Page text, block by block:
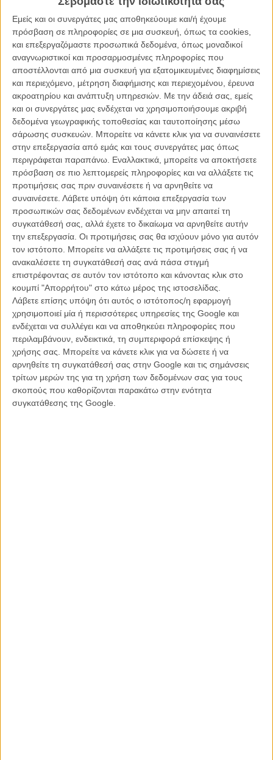
Εμείς και οι συνεργάτες μας αποθηκεύουμε και/ή έχουμε
πρόσβαση σε πληροφορίες σε μια συσκευή, όπως τα cookies,
και επεξεργαζόμαστε προσωπικά δεδομένα, όπως μοναδικοί
αναγνωριστικοί και προσαρμοσμένες πληροφορίες που
αποστέλλονται από μια συσκευή για εξατομικευμένες διαφημίσεις
και περιεχόμενο, μέτρηση διαφήμισης και περιεχομένου, έρευνα
ακροατηρίου και ανάπτυξη υπηρεσιών. Με την άδειά σας, εμείς
και οι συνεργάτες μας ενδέχεται να χρησιμοποιήσουμε ακριβή
δεδομένα γεωγραφικής τοποθεσίας και ταυτοποίησης μέσω
σάρωσης συσκευών. Μπορείτε να κάνετε κλικ για να συναινέσετε
στην επεξεργασία από εμάς και τους συνεργάτες μας όπως
περιγράφεται παραπάνω. Εναλλακτικά, μπορείτε να αποκτήσετε
πρόσβαση σε πιο λεπτομερείς πληροφορίες και να αλλάξετε τις
προτιμήσεις σας πριν συναινέσετε ή να αρνηθείτε να
συναινέσετε. Λάβετε υπόψη ότι κάποια επεξεργασία των
προσωπικών σας δεδομένων ενδέχεται να μην απαιτεί τη
συγκατάθεσή σας, αλλά έχετε το δικαίωμα να αρνηθείτε αυτήν
την επεξεργασία. Οι προτιμήσεις σας θα ισχύουν μόνο για αυτόν
τον ιστότοπο. Μπορείτε να αλλάξετε τις προτιμήσεις σας ή να
ανακαλέσετε τη συγκατάθεσή σας ανά πάσα στιγμή
επιστρέφοντας σε αυτόν τον ιστότοπο και κάνοντας κλικ στο
κουμπί "Απορρήτου" στο κάτω μέρος της ιστοσελίδας.
Λάβετε επίσης υπόψη ότι αυτός ο ιστότοπος/η εφαρμογή
χρησιμοποιεί μία ή περισσότερες υπηρεσίες της Google και
ενδέχεται να συλλέγει και να αποθηκεύει πληροφορίες που
περιλαμβάνουν, ενδεικτικά, τη συμπεριφορά επίσκεψης ή
χρήσης σας. Μπορείτε να κάνετε κλικ για να δώσετε ή να
αρνηθείτε τη συγκατάθεσή σας στην Google και τις σημάνσεις
τρίτων μερών της για τη χρήση των δεδομένων σας για τους
σκοπούς που καθορίζονται παρακάτω στην ενότητα
συγκατάθεσης της Google.
Γκουαντανίνο, ο οποίος δηλώνει πως η δική του «Suspiria» είναι
περισσότερο φόρος τιμής, παρά αντίγραφο της πρωτότυπης
ταινίας. Οσο πλησιάζει ο καιρός για τηνεπίσημη πρεμιέρα της
«Suspiria» στο 75ο Φεστιβάλ Βενετίας στα τέλη Αυγούστου
αρχική επιφυλακτικότητα απέναντι στην πιθανή κακομεταχείριση
ενός αριστουργήματος, με τη βοήθειατου πρώτου τρέιλερ της
ταινίαςκαι μιας πρώτης εικόνας της Ντακότα Τζόνσον με τη
χορευτική ομάδα της, δεμένων με νοητές φλέβες αίματος, έχει
μετατραπεί σε οργιώδη ανυπομονησία.
Διαβάστε ακόμη: Ο Κουέντιν Ταραντίνο είδε το «Suspiria» και
έκλαιγε στον ώμο του Λούκα Γκουαντανίνο
Και τώρα, η φωτογραφία της Τίλντα Σουίντον ως Μαντάμ Μπλανκ,
ή ως άλλη μάγισσα στην πυρά με το κοραλλί της φόρεμα-χιτώνα,
μοιάζει να βάζει τα πράγματα στη θέση τους: αυτή θα είναι μια
επιβλητική, μπαρόκ, ανατριχιαστική ταινία, φόρος τιμής στο σινεμά
του Αρτζέντο. «Η Μαντάμ Μπλανκ είναι μια γυναίκα που βρίσκεται
σε στιγμή εσωτερικής σύγκρουσης», λέει ο Λούκα Γκουαντανίνο στο
Entertainment Weeklyπου δημοσίευσε αποκλειστικά τη